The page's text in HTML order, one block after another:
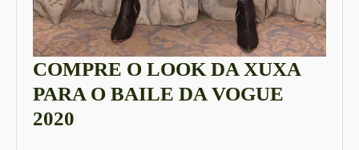
COMPRE O LOOK DA XUXA
PARA O BAILE DA VOGUE
2020